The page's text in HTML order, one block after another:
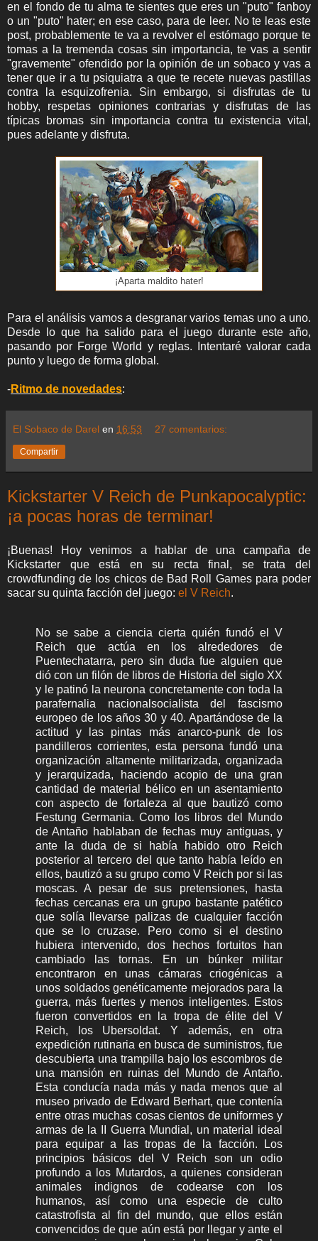
en el fondo de tu alma te sientes que eres un "puto" fanboy
o un "puto" hater; en ese caso, para de leer. No te leas este
post, probablemente te va a revolver el estómago porque te
tomas a la tremenda cosas sin importancia, te vas a sentir
"gravemente" ofendido por la opinión de un sobaco y vas a
tener que ir a tu psiquiatra a que te recete nuevas pastillas
contra la esquizofrenia. Sin embargo, si disfrutas de tu
hobby, respetas opiniones contrarias y disfrutas de las
típicas bromas sin importancia contra tu existencia vital,
pues adelante y disfruta.
¡Aparta maldito hater!
Para el análisis vamos a desgranar varios temas uno a uno.
Desde lo que ha salido para el juego durante este año,
pasando por Forge World y reglas. Intentaré valorar cada
punto y luego de forma global.
-Ritmo de novedades:
El Sobaco de Darel en 16:53 27 comentarios:
Compartir
Kickstarter V Reich de Punkapocalyptic:
¡a pocas horas de terminar!
¡Buenas! Hoy venimos a hablar de una campaña de
Kickstarter que está en su recta final, se trata del
crowdfunding de los chicos de Bad Roll Games para poder
sacar su quinta facción del juego: el V Reich.
No se sabe a ciencia cierta quién fundó el V
Reich que actúa en los alrededores de
Puentechatarra, pero sin duda fue alguien que
dió con un filón de libros de Historia del siglo XX
y le patinó la neurona concretamente con toda la
parafernalia nacionalsocialista del fascismo
europeo de los años 30 y 40. Apartándose de la
actitud y las pintas más anarco-punk de los
pandilleros corrientes, esta persona fundó una
organización altamente militarizada, organizada
y jerarquizada, haciendo acopio de una gran
cantidad de material bélico en un asentamiento
con aspecto de fortaleza al que bautizó como
Festung Germania. Como los libros del Mundo
de Antaño hablaban de fechas muy antiguas, y
ante la duda de si había habido otro Reich
posterior al tercero del que tanto había leído en
ellos, bautizó a su grupo como V Reich por si las
moscas. A pesar de sus pretensiones, hasta
fechas cercanas era un grupo bastante patético
que solía llevarse palizas de cualquier facción
que se lo cruzase. Pero como si el destino
hubiera intervenido, dos hechos fortuitos han
cambiado las tornas. En un búnker militar
encontraron en unas cámaras criogénicas a
unos soldados genéticamente mejorados para la
guerra, más fuertes y menos inteligentes. Estos
fueron convertidos en la tropa de élite del V
Reich, los Ubersoldat. Y además, en otra
expedición rutinaria en busca de suministros, fue
descubierta una trampilla bajo los escombros de
una mansión en ruinas del Mundo de Antaño.
Esta conducía nada más y nada menos que al
museo privado de Edward Berhart, que contenía
entre otras muchas cosas cientos de uniformes y
armas de la II Guerra Mundial, un material ideal
para equipar a las tropas de la facción. Los
principios básicos del V Reich son un odio
profundo a los Mutardos, a quienes consideran
animales indignos de codearse con los
humanos, así como una especie de culto
catastrofista al fin del mundo, que ellos están
convencidos de que aún está por llegar y ante el